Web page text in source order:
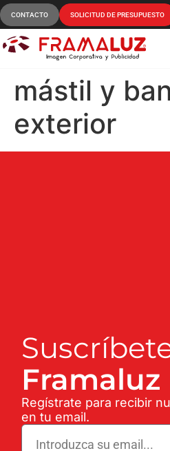
CONTACTO SOLICITUD DE PRESUPUESTO
mástil y
exterior
Framaluz
Regístrate para recibir
en tu email.